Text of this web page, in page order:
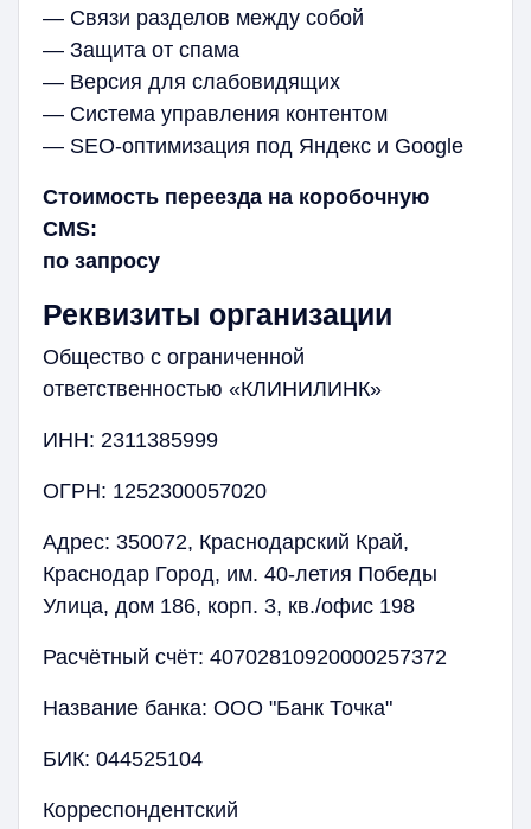
— Связи разделов между собой
— Защита от спама
— Версия для слабовидящих
— Система управления контентом
— SEO-оптимизация под Яндекс и Google
Стоимость переезда на коробочную
CMS:
по запросу
Реквизиты организации
Общество с ограниченной
ответственностью «КЛИНИЛИНК»
ИНН: 2311385999
ОГРН: 1252300057020
Адрес: 350072, Краснодарский Край,
Краснодар Город, им. 40-летия Победы
Улица, дом 186, корп. 3, кв./офис 198
Расчётный счёт: 40702810920000257372
Название банка: ООО "Банк Точка"
БИК: 044525104
Корреспондентский